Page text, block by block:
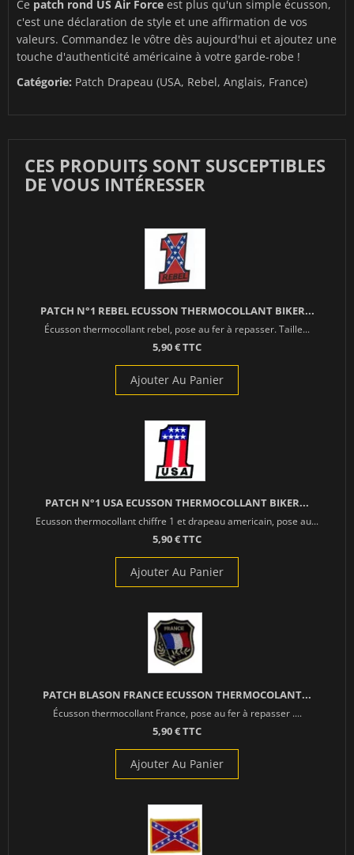
Ce patch rond US Air Force est plus qu'un simple écusson,
c'est une déclaration de style et une affirmation de vos
valeurs. Commandez le vôtre dès aujourd'hui et ajoutez une
touche d'authenticité américaine à votre garde-robe !
Catégorie: Patch Drapeau (USA, Rebel, Anglais, France)
CES PRODUITS SONT SUSCEPTIBLES
DE VOUS INTÉRESSER
PATCH N°1 REBEL ECUSSON THERMOCOLLANT BIKER...
Écusson thermocollant rebel, pose au fer à repasser. Taille...
5,90 € TTC
Ajouter Au Panier
PATCH N°1 USA ECUSSON THERMOCOLLANT BIKER...
Ecusson thermocollant chiffre 1 et drapeau americain, pose au...
5,90 € TTC
Ajouter Au Panier
PATCH BLASON FRANCE ECUSSON THERMOCOLANT...
Écusson thermocollant France, pose au fer à repasser ....
5,90 € TTC
Ajouter Au Panier